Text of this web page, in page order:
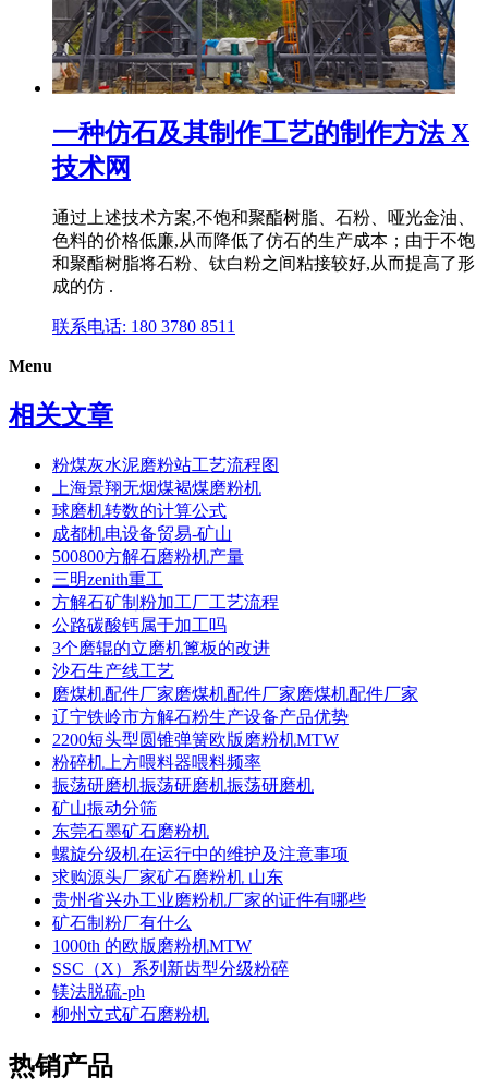
一种仿石及其制作工艺的制作方法 X
技术网
通过上述技术方案,不饱和聚酯树脂、石粉、哑光金油、
色料的价格低廉,从而降低了仿石的生产成本；由于不饱
和聚酯树脂将石粉、钛白粉之间粘接较好,从而提高了形
成的仿 .
联系电话: 180 3780 8511
Menu
相关文章
粉煤灰水泥磨粉站工艺流程图
上海景翔无烟煤褐煤磨粉机
球磨机转数的计算公式
成都机电设备贸易-矿山
500800方解石磨粉机产量
三明zenith重工
方解石矿制粉加工厂工艺流程
公路碳酸钙属于加工吗
3个磨辊的立磨机篦板的改进
沙石生产线工艺
磨煤机配件厂家磨煤机配件厂家磨煤机配件厂家
辽宁铁岭市方解石粉生产设备产品优势
2200短头型圆锥弹簧欧版磨粉机MTW
粉碎机上方喂料器喂料频率
振荡研磨机振荡研磨机振荡研磨机
矿山振动分筛
东莞石墨矿石磨粉机
螺旋分级机在运行中的维护及注意事项
求购源头厂家矿石磨粉机 山东
贵州省兴办工业磨粉机厂家的证件有哪些
矿石制粉厂有什么
1000th 的欧版磨粉机MTW
SSC（X）系列新齿型分级粉碎
镁法脱硫-ph
柳州立式矿石磨粉机
热销产品